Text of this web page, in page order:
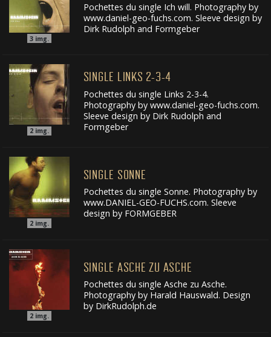
3 img.
Pochettes du single Ich will. Photography by
www.daniel-geo-fuchs.com. Sleeve design by
Dirk Rudolph and Formgeber
2 img.
SINGLE LINKS 2-3-4
Pochettes du single Links 2-3-4.
Photography by www.daniel-geo-fuchs.com.
Sleeve design by Dirk Rudolph and
Formgeber
2 img.
SINGLE SONNE
Pochettes du single Sonne. Photography by
www.DANIEL-GEO-FUCHS.com. Sleeve
design by FORMGEBER
2 img.
SINGLE ASCHE ZU ASCHE
Pochettes du single Asche zu Asche.
Photography by Harald Hauswald. Design
by DirkRudolph.de